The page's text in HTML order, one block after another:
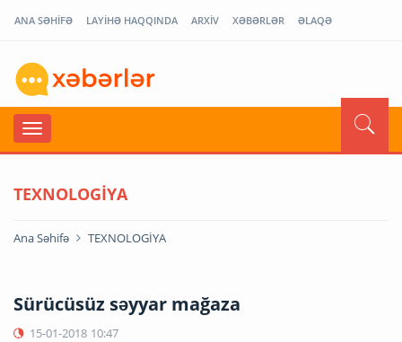
ANA SƏHİFƏ LAYİHƏ HAQQINDA ARXİV XƏBƏRLƏR ƏLAQƏ
TEXNOLOGİYA
Ana Səhifə TEXNOLOGİYA
Sürücüsüz səyyar mağaza
15-01-2018 10:47